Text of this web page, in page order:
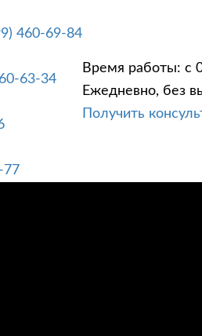
460-69-84
63-34
77
Время работы: с
Ежедневно, без
Получить